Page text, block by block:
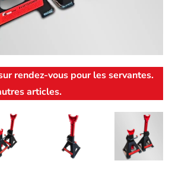
rendez-vous pour les servantes.
articles.